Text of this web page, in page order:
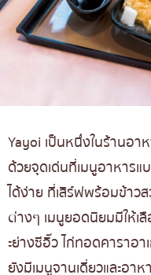
Yayoi เป็นหนึ่งในร้านอ
ด้วยจุดเด่นที่เมนูอาหารแ
ได้ง่าย ที่เสิร์ฟพร้อมข้าวส
ต่างๆ เมนูยอดนิยมมีให้เ
ะย่างซีอิ๊ว ไก่ทอดคาราอ
ยังมีเมนูจานเดี่ยวและอา